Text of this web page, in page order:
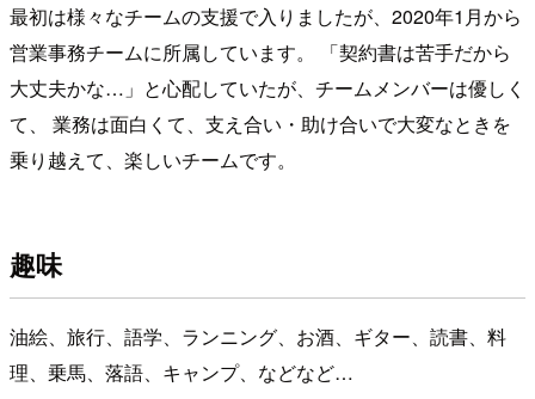
最初は様々なチームの支援で入りましたが、2020年1月から
営業事務チームに所属しています。 「契約書は苦手だから
大丈夫かな…」と心配していたが、チームメンバーは優しく
て、 業務は面白くて、支え合い・助け合いで大変なときを
乗り越えて、楽しいチームです。
趣味
油絵、旅行、語学、ランニング、お酒、ギター、読書、料
理、乗馬、落語、キャンプ、などなど…